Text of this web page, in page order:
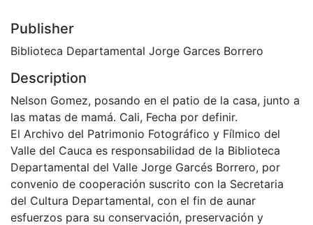
Publisher
Biblioteca Departamental Jorge Garces Borrero
Description
Nelson Gomez, posando en el patio de la casa, junto a
las matas de mamá. Cali, Fecha por definir.
El Archivo del Patrimonio Fotográfico y Fílmico del
Valle del Cauca es responsabilidad de la Biblioteca
Departamental del Valle Jorge Garcés Borrero, por
convenio de cooperación suscrito con la Secretaria
del Cultura Departamental, con el fin de aunar
esfuerzos para su conservación, preservación y